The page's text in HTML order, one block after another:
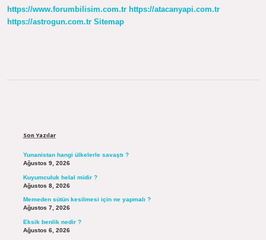
https://www.forumbilisim.com.tr https://atacanyapi.com.tr
https://astrogun.com.tr Sitemap
Son Yazılar
Yunanistan hangi ülkelerle savaştı ?
Ağustos 9, 2026
Kuyumculuk helal midir ?
Ağustos 8, 2026
Memeden sütün kesilmesi için ne yapmalı ?
Ağustos 7, 2026
Eksik benlik nedir ?
Ağustos 6, 2026